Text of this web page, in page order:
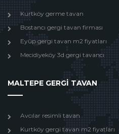
Kurtköy germe tavan
Bostancı gergi tavan firması
Eyüp gergi tavan m2 fiyatları
Mecidiyeköy 3d gergi tavancı
MALTEPE GERGİ TAVAN
Avcılar resimli tavan
Kurtköy gergi tavan m2 fiyatları